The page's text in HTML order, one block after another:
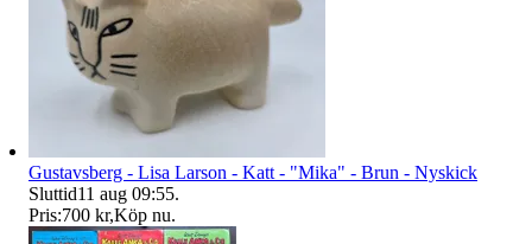
Gustavsberg - Lisa Larson - Katt - "Mika" - Brun - Nyskick
Sluttid11 aug 09:55.
Pris:700 kr,Köp nu.